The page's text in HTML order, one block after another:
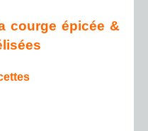
courge épicée &